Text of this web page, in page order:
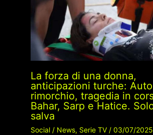
La forza di una donna,
anticipazioni turche:
rimorchio, tragedia in
Bahar, Sarp e Hatice.
salva
Social/ News, Serie TV/ 03/07/2025